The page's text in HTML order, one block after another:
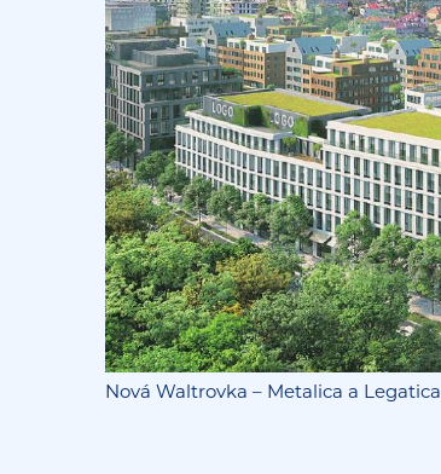
Nová Waltrovka – Metalica a Legatica